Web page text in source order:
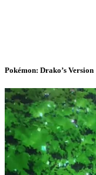
Pokémon: Drako’s Version